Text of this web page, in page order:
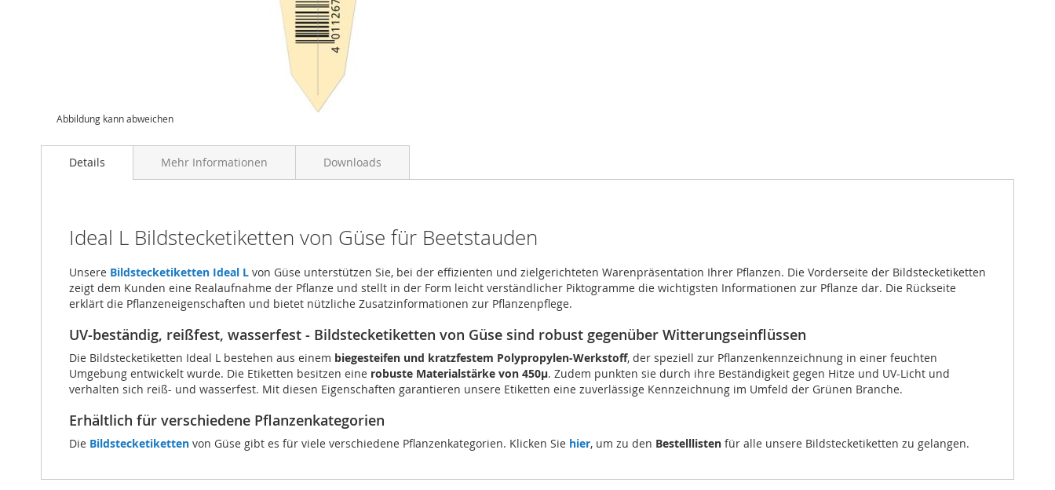
Abbildung kann abweichen
Details
Ideal L Bildstecketiketten von Güse für Beetstauden
Unsere Bildstecketiketten Ideal L von Güse unterstützen Sie, bei der effizienten und zielgerichteten Warenpräsentation Ihrer Pflanzen. Die Vorderseite der Bildstecketiketten
zeigt dem Kunden eine Realaufnahme der Pflanze und stellt in der Form leicht verständlicher Piktogramme die wichtigsten Informationen zur Pflanze dar. Die Rückseite
erklärt die Pflanzeneigenschaften und bietet nützliche Zusatzinformationen zur Pflanzenpflege.
UV-beständig, reißfest, wasserfest - Bildstecketiketten von Güse sind robust gegenüber Witterungseinflüssen
Die Bildstecketiketten Ideal L bestehen aus einem biegesteifen und kratzfestem Polypropylen-Werkstoff, der speziell zur Pflanzenkennzeichnung in einer feuchten
Umgebung entwickelt wurde. Die Etiketten besitzen eine robuste Materialstärke von 450µ. Zudem punkten sie durch ihre Beständigkeit gegen Hitze und UV-Licht und
verhalten sich reiß- und wasserfest. Mit diesen Eigenschaften garantieren unsere Etiketten eine zuverlässige Kennzeichnung im Umfeld der Grünen Branche.
Erhältlich für verschiedene Pflanzenkategorien
Die Bildstecketiketten von Güse gibt es für viele verschiedene Pflanzenkategorien. Klicken Sie hier, um zu den Bestelllisten für alle unsere Bildstecketiketten zu gelangen.
Mehr Informationen Downloads